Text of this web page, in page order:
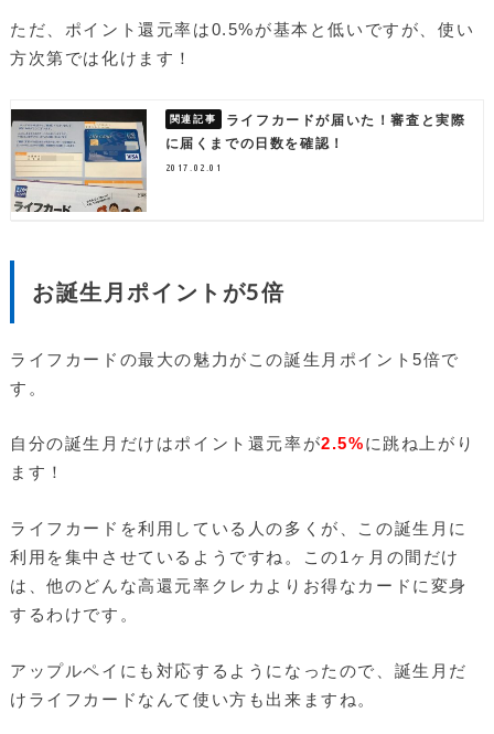
ただ、ポイント還元率は0.5%が基本と低いですが、使い
方次第では化けます！
ライフカードが届いた！審査と実際
に届くまでの日数を確認！
2017.02.01
お誕生月ポイントが5倍
ライフカードの最大の魅力がこの誕生月ポイント5倍で
す。
自分の誕生月だけはポイント還元率が2.5%に跳ね上がり
ます！
ライフカードを利用している人の多くが、この誕生月に
利用を集中させているようですね。この1ヶ月の間だけ
は、他のどんな高還元率クレカよりお得なカードに変身
するわけです。
アップルペイにも対応するようになったので、誕生月だ
けライフカードなんて使い方も出来ますね。